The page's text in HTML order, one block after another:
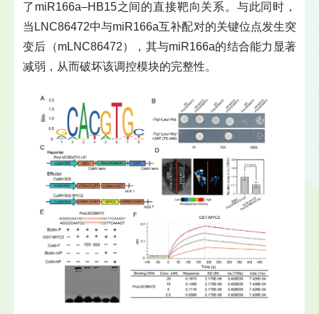
了miR166a–HB15之间的直接靶向关系。与此同时，
当LNC86472中与miR166a互补配对的关键位点发生突
变后（mLNC86472），其与miR166a的结合能力显著
减弱，从而破坏该调控模块的完整性。